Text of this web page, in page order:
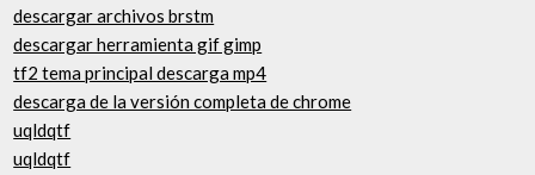
descargar archivos brstm
descargar herramienta gif gimp
tf2 tema principal descarga mp4
descarga de la versión completa de chrome
uqldqtf
uqldqtf